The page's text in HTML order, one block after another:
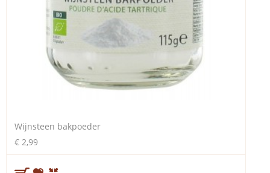
Wijnsteen bakpoeder
€ 2,99